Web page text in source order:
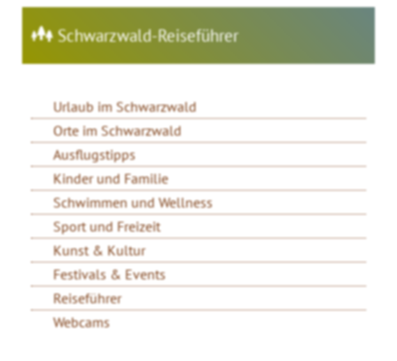
Schwarzwald-Reiseführer
Urlaub im Schwarzwald
Orte im Schwarzwald
Ausflugstipps
Kinder und Familie
Schwimmen und Wellness
Sport und Freizeit
Kunst & Kultur
Festivals & Events
Reiseführer
Webcams